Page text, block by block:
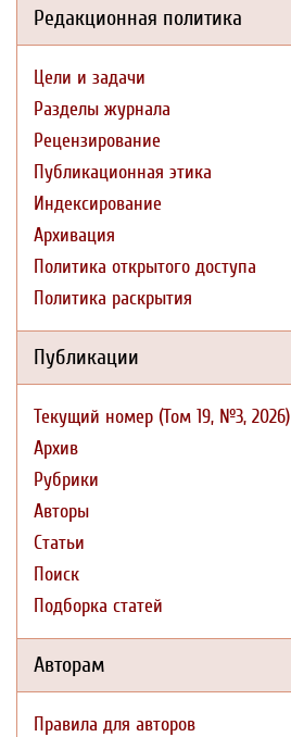
Редакционная политика
Цели и задачи
Разделы журнала
Рецензирование
Публикационная этика
Индексирование
Архивация
Политика открытого доступа
Политика раскрытия
Публикации
Текущий номер (Том 19, №3, 2026)
Архив
Рубрики
Авторы
Статьи
Поиск
Подборка статей
Авторам
Правила для авторов